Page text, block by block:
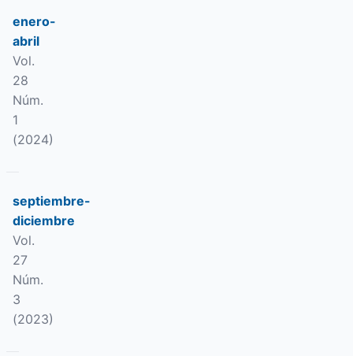
enero-
abril
Vol.
28
Núm.
1
(2024)
septiembre-
diciembre
Vol.
27
Núm.
3
(2023)